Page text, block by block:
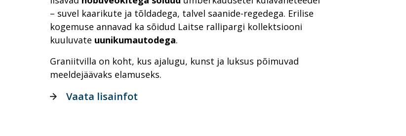
– suvel kaarikute ja tõldadega, talvel saanide-regedega. Erilise
kogemuse annavad ka sõidud Laitse rallipargi kollektsiooni
kuuluvate uunikumautodega.
Graniitvilla on koht, kus ajalugu, kunst ja luksus põimuvad
meeldejäävaks elamuseks.
Vaata lisainfot